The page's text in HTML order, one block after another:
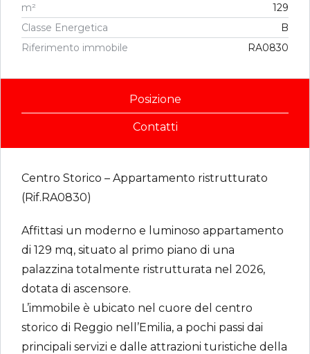
m²
129
Classe Energetica
B
Riferimento immobile
RA0830
Posizione
Contatti
Centro Storico – Appartamento ristrutturato
(Rif.RA0830)
Affittasi un moderno e luminoso appartamento
di 129 mq, situato al primo piano di una
palazzina totalmente ristrutturata nel 2026,
dotata di ascensore.
L’immobile è ubicato nel cuore del centro
storico di Reggio nell’Emilia, a pochi passi dai
principali servizi e dalle attrazioni turistiche della